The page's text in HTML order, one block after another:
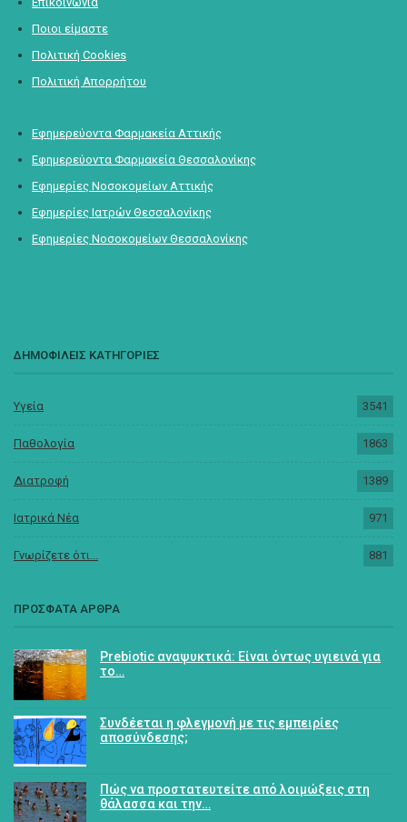
Ποιοι είμαστε
Πολιτική Cookies
Πολιτική Απορρήτου
Εφημερεύοντα Φαρμακεία Αττικής
Εφημερεύοντα Φαρμακεία Θεσσαλονίκης
Εφημερίες Νοσοκομείων Αττικής
Εφημερίες Ιατρών Θεσσαλονίκης
Εφημερίες Νοσοκομείων Θεσσαλονίκης
ΔΗΜΟΦΙΛΕΙΣ ΚΑΤΗΓΟΡΙΕΣ
Υγεία 3541
Παθολογία 1863
Διατροφή 1389
Ιατρικά Νέα 971
Γνωρίζετε ότι... 881
ΠΡΟΣΦΑΤΑ ΑΡΘΡΑ
Prebiotic αναψυκτικά: Είναι όντως υγιεινά για
το…
Συνδέεται η φλεγμονή με τις εμπειρίες
αποσύνδεσης;
Πώς να προστατευτείτε από λοιμώξεις στη
θάλασσα και την…